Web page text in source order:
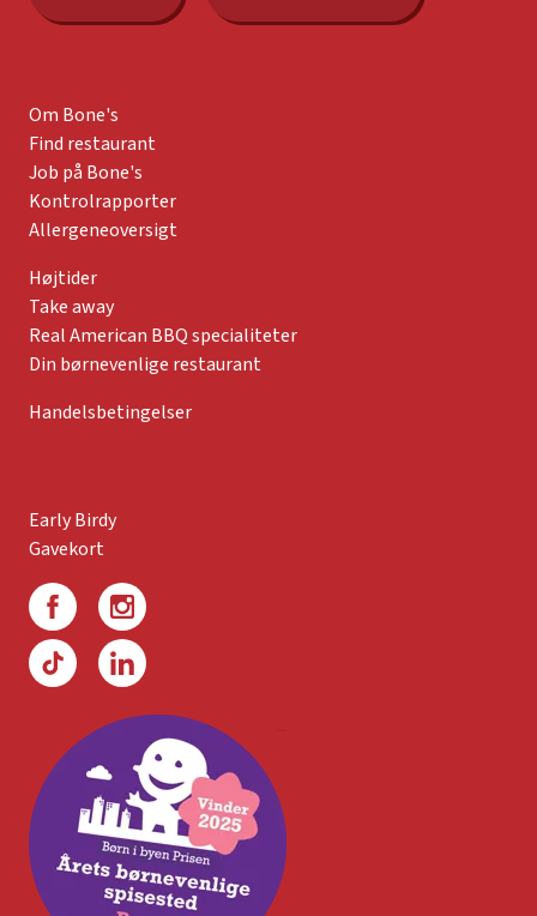
Early Birdy
Gavekort
Om Bone's
Find restaurant
Job på Bone's
Kontrolrapporter
Allergeneoversigt
Højtider
Take away
Real American BBQ specialiteter
Din børnevenlige restaurant
Handelsbetingelser